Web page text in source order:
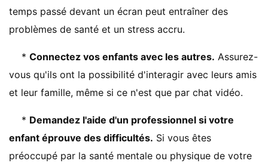
temps passé devant un écran peut entraîner des
problèmes de santé et un stress accru.
* Connectez vos enfants avec les autres. Assurez-
vous qu'ils ont la possibilité d'interagir avec leurs amis
et leur famille, même si ce n'est que par chat vidéo.
* Demandez l'aide d'un professionnel si votre
enfant éprouve des difficultés. Si vous êtes
préoccupé par la santé mentale ou physique de votre